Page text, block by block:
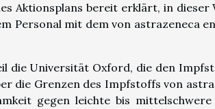
Aktionsplans bereit erklärt, in
Personal mit dem von astrazeneca
die Universität Oxford, die den
die Grenzen des Impfstoffs von
gegen leichte bis